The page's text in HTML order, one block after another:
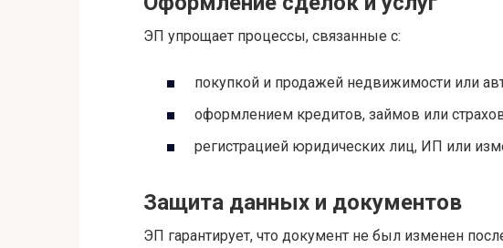
ЭП упрощает процессы, связанные с:
покупкой и продажей недвижимости или
оформлением кредитов, займов или
регистрацией юридических лиц, ИП или
Защита данных и документов
ЭП гарантирует, что документ не был изменен